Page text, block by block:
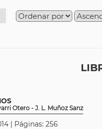
Otero - J. L. Muñoz Sanz
| Páginas: 256